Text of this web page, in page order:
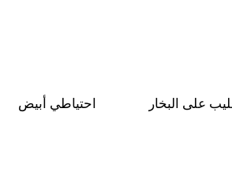
احتياطي أبيض على البخار